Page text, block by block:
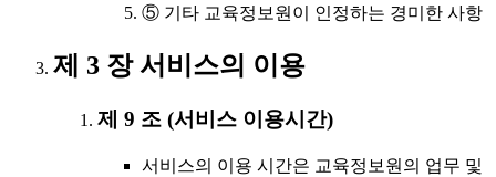
⑤ 기타 교육정보원이 인정하는 경미한 사항
제 3 장 서비스의 이용
제 9 조 (서비스 이용시간)
서비스의 이용 시간은 교육정보원의 업무 및